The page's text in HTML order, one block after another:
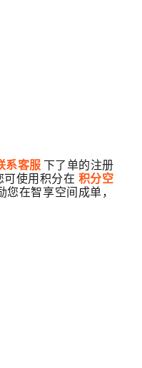
系客服下了单的注册
可使用积分在 积分空
在智享空间成单，